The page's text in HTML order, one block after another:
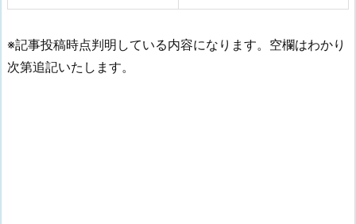
※記事投稿時点判明している内容になります。空欄はわかり
次第追記いたします。